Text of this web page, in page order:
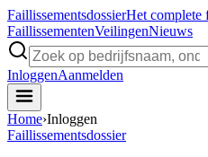
FaillissementsdossierHet complete
FaillissementenVeilingenNieuws
InloggenAanmelden
Home›Inloggen
Faillissementsdossier